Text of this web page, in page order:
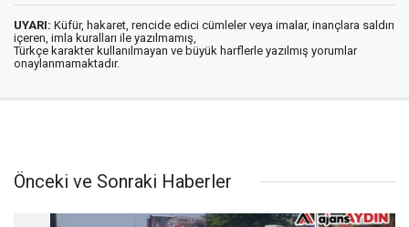
UYARI: Küfür, hakaret, rencide edici cümleler veya imalar, inançlara saldırı
içeren, imla kuralları ile yazılmamış,
Türkçe karakter kullanılmayan ve büyük harflerle yazılmış yorumlar
onaylanmamaktadır.
Önceki ve Sonraki Haberler